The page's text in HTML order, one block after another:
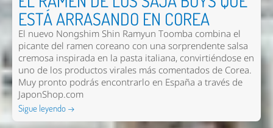
ESTÁ ARRASANDO EN COREA
El nuevo Nongshim Shin Ramyun Toomba combina el
picante del ramen coreano con una sorprendente salsa
cremosa inspirada en la pasta italiana, convirtiéndose en
uno de los productos virales más comentados de Corea.
Muy pronto podrás encontrarlo en España a través de
JaponShop.com
Sigue leyendo →
Enviar